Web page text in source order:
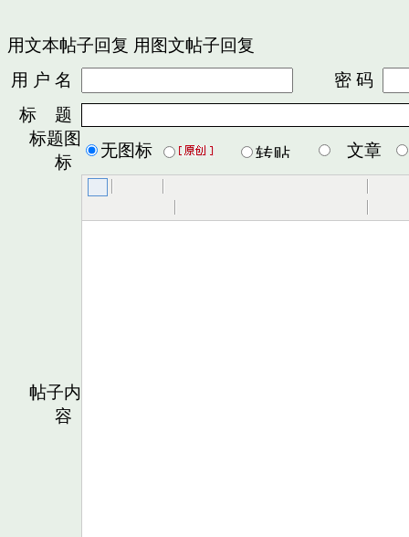
用文本帖子回复 用图文帖子回复
用 户 名
密 码
标 题
标题图
标
无图标 文章
帖子内
容